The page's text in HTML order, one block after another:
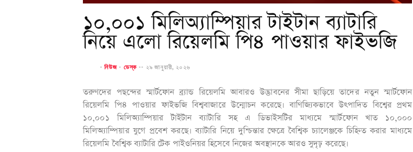
১০,০০১ মিলিঅ্যাম্পিয়ার টাইটান ব্যাটারি
নিয়ে এলো রিয়েলমি পি৪ পাওয়ার ফাইভজি
-নিউজ- ডেস্ক -- ২৯ জানুয়ারী, ২০২৬
তরুণদের পছন্দের স্মার্টফোন ব্র্যান্ড রিয়েলমি আবারও উদ্ভাবনের সীমা ছাড়িয়ে তাদের নতুন স্মার্টফোন
রিয়েলমি পি৪ পাওয়ার ফাইভজি বিশ্ববাজারে উন্মোচন করেছে। বাণিজ্যিকভাবে উৎপাদিত বিশ্বের প্রথম
১০,০০১ মিলিঅ্যাম্পিয়ার টাইটান ব্যাটারি সহ এ ডিভাইসটির মাধ্যমে স্মার্টফোন খাত ১০,০০০
মিলিঅ্যাম্পিয়ার যুগে প্রবেশ করছে। ব্যাটারি নিয়ে দুশ্চিন্তার ক্ষেত্রে বৈশ্বিক চ্যালেঞ্জকে চিহ্নিত করার মাধ্যমে
রিয়েলমি বৈশ্বিক ব্যাটারি টেক পাইওনিয়র হিসেবে নিজের অবস্থানকে আরও সুদৃঢ় করেছে।